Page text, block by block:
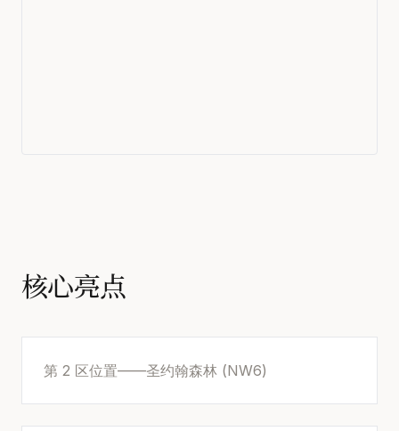
核心亮点
第 2 区位置——圣约翰森林 (NW6)